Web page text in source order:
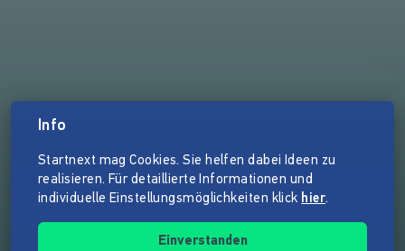
Info
Startnext mag Cookies. Sie helfen dabei Ideen zu
realisieren. Für detaillierte Informationen und
individuelle Einstellungsmöglichkeiten klick hier.
Einverstanden